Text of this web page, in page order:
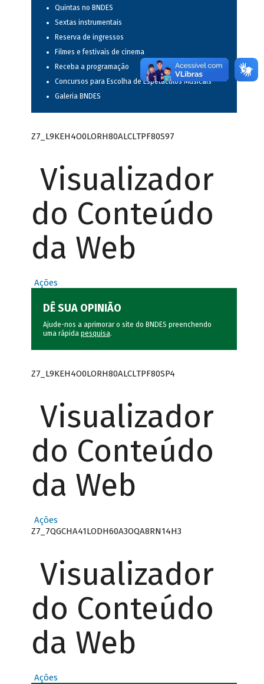
Quintas no BNDES
Sextas instrumentais
Reserva de ingressos
Filmes e festivais de cinema
Receba a programação
Concursos para Escolha de Espetáculos Musicais
Galeria BNDES
Z7_L9KEH4O0LORH80ALCLTPF80S97
Visualizador
do Conteúdo
da Web
Ações
DÊ SUA OPINIÃO
Ajude-nos a aprimorar o site do BNDES preenchendo
uma rápida pesquisa.
Z7_L9KEH4O0LORH80ALCLTPF80SP4
Visualizador
do Conteúdo
da Web
Ações
Z7_7QGCHA41LODH60A3OQA8RN14H3
Visualizador
do Conteúdo
da Web
Ações